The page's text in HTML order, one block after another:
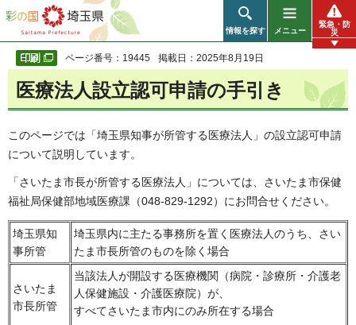
彩の国 埼玉県
情報を探す メニュー
緊急・防
災
ページ番号：19445 掲載日：2025年8月19日
医療法人設立認可申請の手引き
このページでは「埼玉県知事が所管する医療法人」の設立認可申請
について説明しています。
「さいたま市長が所管する医療法人」については、さいたま市保健
福祉局保健部地域医療課（048-829-1292）にお問合せください。
埼玉県知
事所管
埼玉県内に主たる事務所を置く医療法人のうち、さい
たま市長所管のものを除く場合
さいたま
市長所管
当該法人が開設する医療機関（病院・診療所・介護老
人保健施設・介護医療院）が、
すべてさいたま市内にのみ所在する場合